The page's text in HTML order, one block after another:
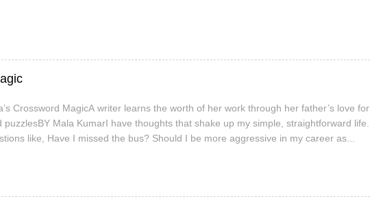
Crossword MagicA writer learns the worth of her work through her father’s love for
puzzlesBY Mala KumarI have thoughts that shake up my simple, straightforward life.
like, Have I missed the bus? Should I be more aggressive in my career as...